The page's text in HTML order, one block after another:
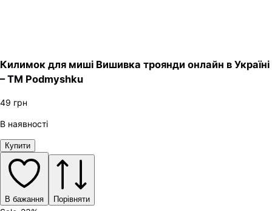
Килимок для миші Вишивка троянди онлайн в Україні
– ТМ Podmyshku
49 грн
В наявності
Купити
В бажання Порівняти